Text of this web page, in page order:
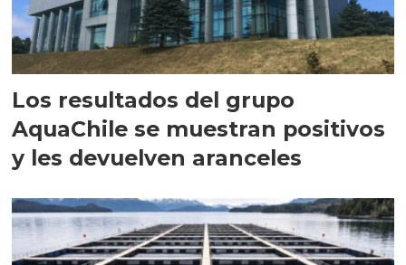
Los resultados del grupo
AquaChile se muestran positivos
y les devuelven aranceles